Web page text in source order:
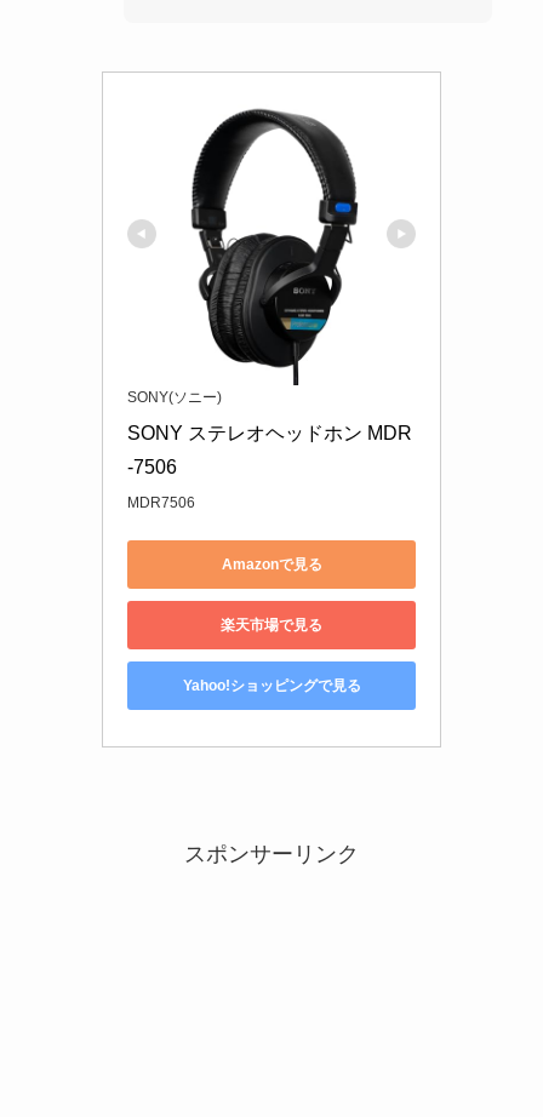
SONY(ソニー)
SONY ステレオヘッドホン MDR
-7506
MDR7506
Amazonで見る
楽天市場で見る
Yahoo!ショッピングで見る
スポンサーリンク